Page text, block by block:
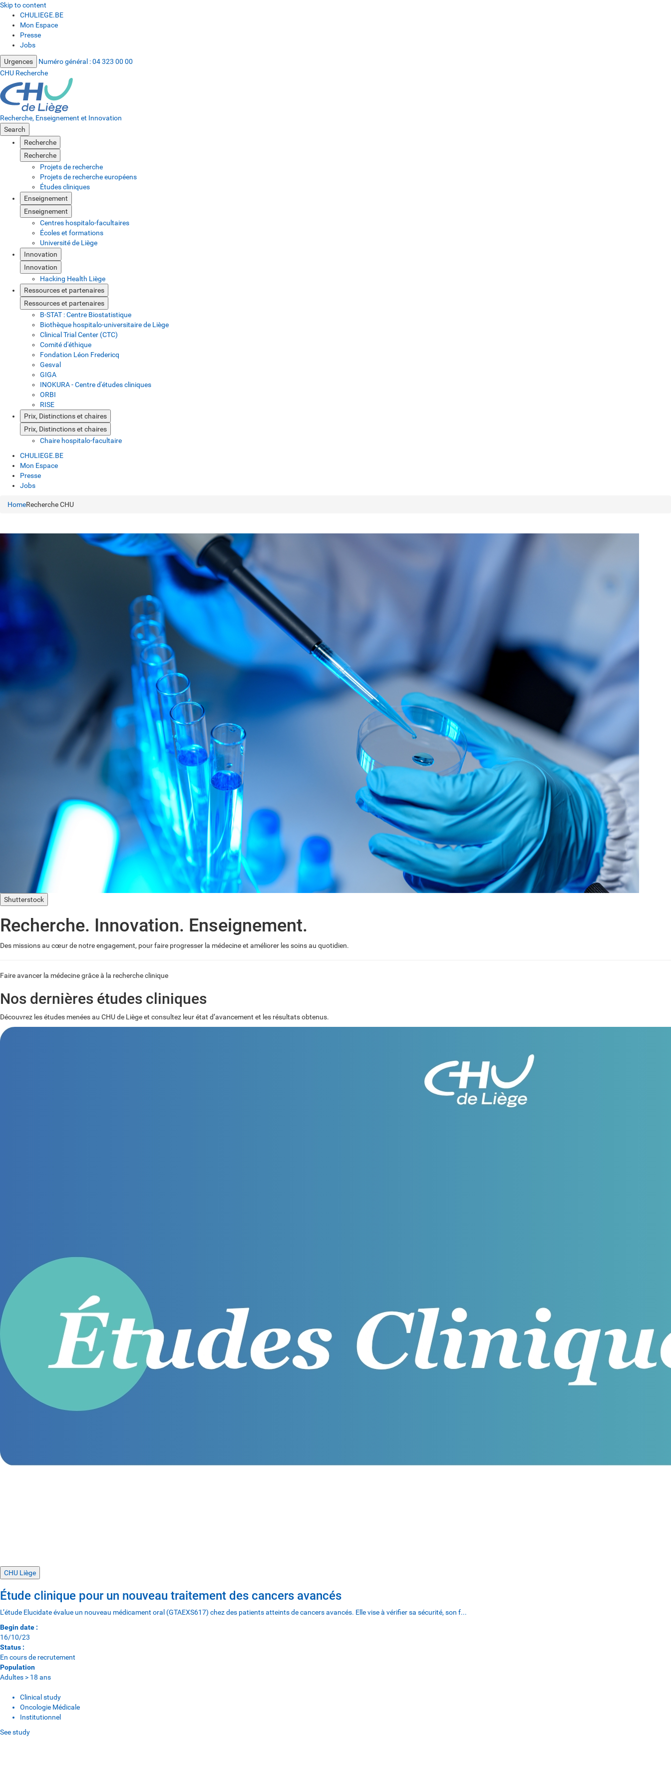
Skip to content
CHULIEGE.BE
Mon Espace
Presse
Jobs
Urgences Numéro général :04 323 00 00
CHU Recherche
Recherche, Enseignement et Innovation
Search
Recherche
Recherche
Projets de recherche
Projets de recherche européens
Études cliniques
Enseignement
Enseignement
Centres hospitalo-facultaires
Écoles et formations
Université de Liège
Innovation
Innovation
Hacking Health Liège
Ressources et partenaires
Ressources et partenaires
B-STAT : Centre Biostatistique
Biothèque hospitalo-universitaire de Liège
Clinical Trial Center (CTC)
Comité d'éthique
Fondation Léon Fredericq
Gesval
GIGA
INOKURA - Centre d'études cliniques
ORBI
RISE
Prix, Distinctions et chaires
Prix, Distinctions et chaires
Chaire hospitalo-facultaire
CHULIEGE.BE
Mon Espace
Presse
Jobs
HomeRecherche CHU
Shutterstock
Recherche. Innovation. Enseignement.
Des missions au cœur de notre engagement, pour faire progresser la médecine et améliorer les soins au quotidien.
Faire avancer la médecine grâce à la recherche clinique
Nos dernières études cliniques
Découvrez les études menées au CHU de Liège et consultez leur état d’avancement et les résultats obtenus.
CHU Liège
Étude clinique pour un nouveau traitement des cancers avancés
L’étude Elucidate évalue un nouveau médicament oral (GTAEXS617) chez des patients atteints de cancers avancés. Elle vise à vérifier sa sécurité, son f...
Begin date :
16/10/23
Status :
En cours de recrutement
Population
Adultes > 18 ans
Clinical study
Oncologie Médicale
Institutionnel
See study